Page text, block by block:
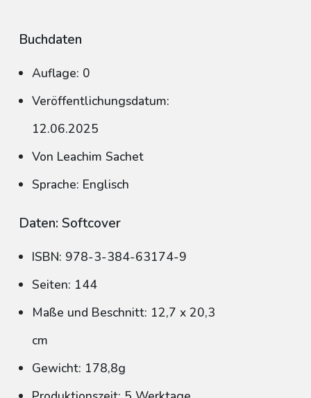
Buchdaten
Auflage: 0
Veröffentlichungsdatum:
12.06.2025
Von Leachim Sachet
Sprache: Englisch
Daten: Softcover
ISBN: 978-3-384-63174-9
Seiten: 144
Maße und Beschnitt: 12,7 x 20,3
cm
Gewicht: 178,8g